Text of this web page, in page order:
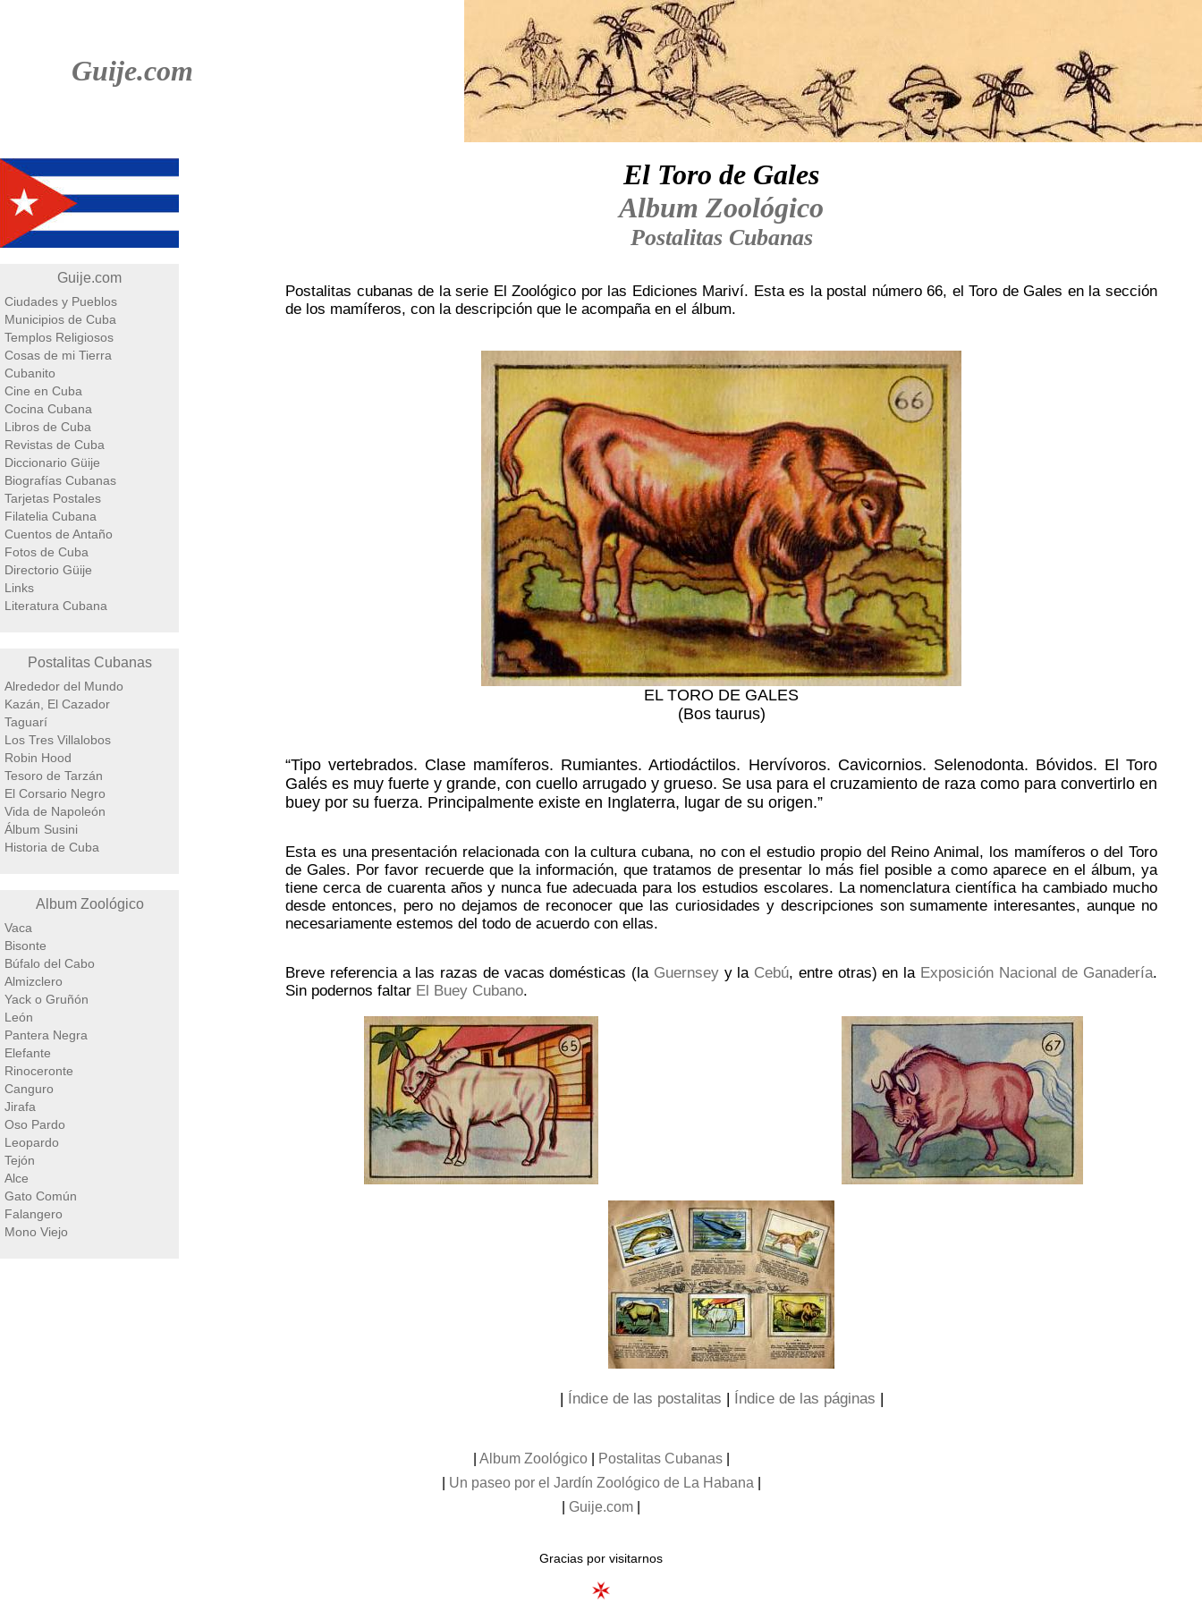
Guije.com
Guije.com
Ciudades y Pueblos
Municipios de Cuba
Templos Religiosos
Cosas de mi Tierra
Cubanito
Cine en Cuba
Cocina Cubana
Libros de Cuba
Revistas de Cuba
Diccionario Güije
Biografías Cubanas
Tarjetas Postales
Filatelia Cubana
Cuentos de Antaño
Fotos de Cuba
Directorio Güije
Links
Literatura Cubana
Postalitas Cubanas
Alrededor del Mundo
Kazán, El Cazador
Taguarí
Los Tres Villalobos
Robin Hood
Tesoro de Tarzán
El Corsario Negro
Vida de Napoleón
Álbum Susini
Historia de Cuba
Album Zoológico
Vaca
Bisonte
Búfalo del Cabo
Almizclero
Yack o Gruñón
León
Pantera Negra
Elefante
Rinoceronte
Canguro
Jirafa
Oso Pardo
Leopardo
Tejón
Alce
Gato Común
Falangero
Mono Viejo
El Toro de Gales
Album Zoológico
Postalitas Cubanas
Postalitas cubanas de la serie El Zoológico por las Ediciones Mariví. Esta es la postal número 66, el Toro de Gales en la sección
de los mamíferos, con la descripción que le acompaña en el álbum.
EL TORO DE GALES
(Bos taurus)
“Tipo vertebrados. Clase mamíferos. Rumiantes. Artiodáctilos. Hervívoros. Cavicornios. Selenodonta. Bóvidos. El Toro
Galés es muy fuerte y grande, con cuello arrugado y grueso. Se usa para el cruzamiento de raza como para convertirlo en
buey por su fuerza. Principalmente existe en Inglaterra, lugar de su origen.”
Esta es una presentación relacionada con la cultura cubana, no con el estudio propio del Reino Animal, los mamíferos o del Toro
de Gales. Por favor recuerde que la información, que tratamos de presentar lo más fiel posible a como aparece en el álbum, ya
tiene cerca de cuarenta años y nunca fue adecuada para los estudios escolares. La nomenclatura científica ha cambiado mucho
desde entonces, pero no dejamos de reconocer que las curiosidades y descripciones son sumamente interesantes, aunque no
necesariamente estemos del todo de acuerdo con ellas.
Breve referencia a las razas de vacas domésticas (la Guernseyy la Cebú, entre otras) en la Exposición Nacional de Ganadería.
Sin podernos faltar El Buey Cubano.
| Índice de las postalitas | Índice de las páginas |
Album Zoológico| Postalitas Cubanas|
Un paseo por el Jardín Zoológico de La Habana
Guije.com
Gracias por visitarnos